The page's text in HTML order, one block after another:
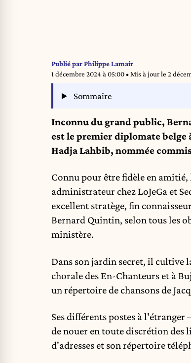
Publié parPhilippe Lamair
1 décembre 2024 à 05:00• Mis à jour le 2
Sommaire
Inconnu du grand public,
est le premier diplomate belge
Hadja Lahbib, nommée
Connu pour être fidèle en
administrateur chez LoJeGaet
excellent stratège, fin
Bernard Quintin, selon tous les
ministère.
Dans son jardin secret, il cultive
chorale des En-Chanteurs et à
un répertoire de chansons de
Ses différents postes à
de nouer en toute discrétion des
d'adresses et son répertoire